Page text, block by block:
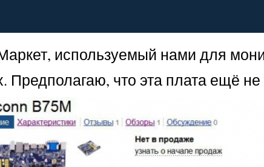
используемый нами для
Предполагаю, что эта плата ещё